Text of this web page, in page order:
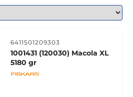
6411501209303
1001431 (120030) Macola XL
5180 gr